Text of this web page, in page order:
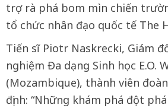
trợ rà phá bom mìn chiến
tổ chức nhân đạo quốc tế The
Tiến sĩ Piotr Naskrecki, Giám
nghiệm Đa dạng Sinh học E.O.
(Mozambique), thành viên
định: “Những khám phá đột